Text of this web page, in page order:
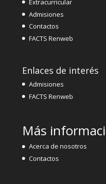
Extracurricular
Admisiones
Contactos
FACTS Renweb
Enlaces de interés
Admisiones
FACTS Renweb
Más
Acerca de nosotros
Contactos